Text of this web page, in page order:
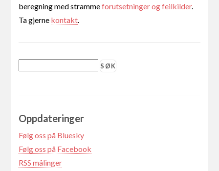
beregning med strammeforutsetninger og feilkilder.
Ta gjerne kontakt.
Oppdateringer
Følg oss på Bluesky
Følg oss på Facebook
RSS målinger